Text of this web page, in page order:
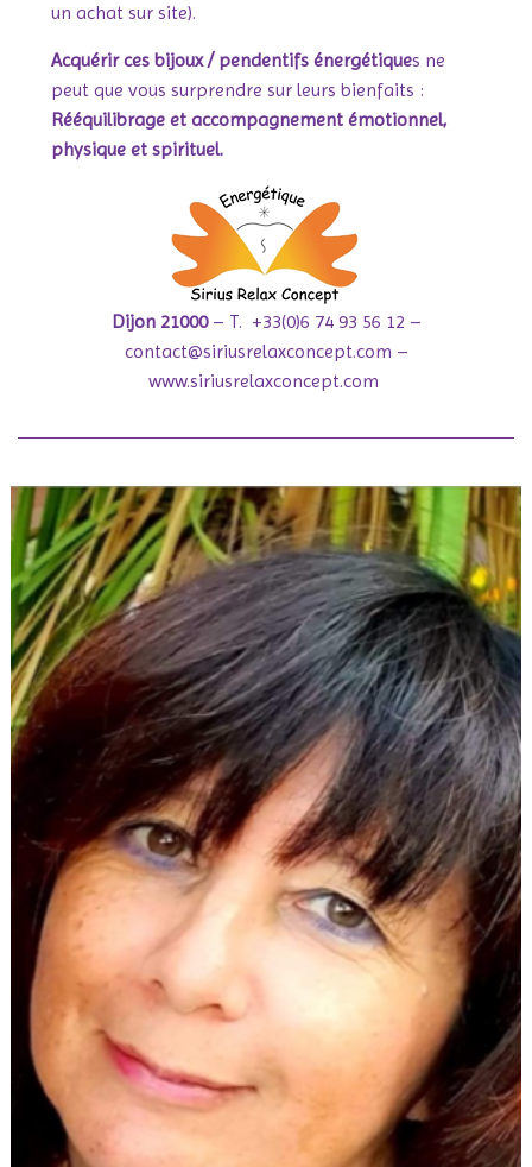
un achat sur site).
Acquérir ces bijoux / pendentifs énergétiques ne
peut que vous surprendre sur leurs bienfaits :
Rééquilibrage et accompagnement émotionnel,
physique et spirituel.
Dijon 21000– T. +33(0)6 74 93 56 12 –
contact@siriusrelaxconcept.com –
www.siriusrelaxconcept.com